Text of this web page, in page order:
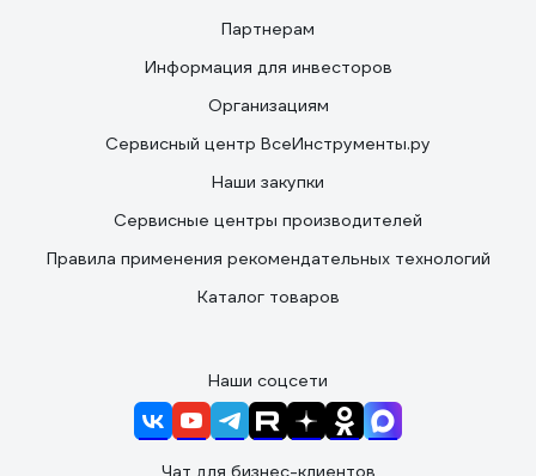
Партнерам
Информация для инвесторов
Организациям
Сервисный центр ВсеИнструменты.ру
Наши закупки
Сервисные центры производителей
Правила применения рекомендательных технологий
Каталог товаров
Наши соцсети
Чат для бизнес-клиентов